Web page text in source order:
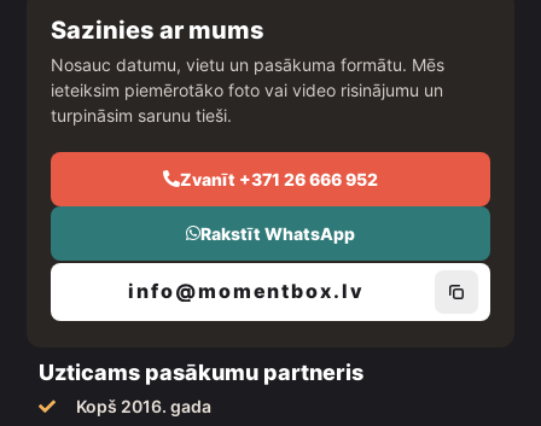
b
o
o
k
a
g
r
a
m
u
b
e
Sazinies ar mums
Nosauc datumu, vietu un pasākuma formātu. Mēs
ieteiksim piemērotāko foto vai video risinājumu un
turpināsim sarunu tieši.
Zvanīt +371 26 666 952
Rakstīt WhatsApp
info@momentbox.lv
Uzticams pasākumu partneris
Kopš 2016. gada